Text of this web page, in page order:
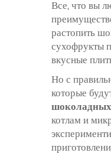
Все, что вы
растопить
сухофрукты
вкусные
Но с
которые
котлам и